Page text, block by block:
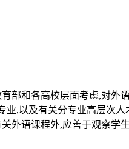
部和各高校层面考虑,对外
,以及有关分专业高层次
外语课程外,应善于观察学